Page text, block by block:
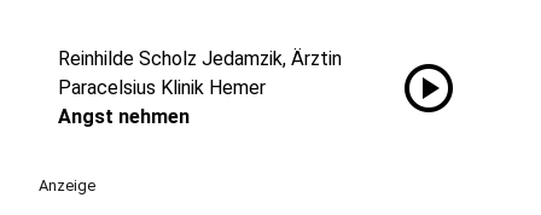
Reinhilde Scholz Jedamzik, Ärztin
Paracelsius Klinik Hemer
Angst nehmen
play_circle
Anzeige